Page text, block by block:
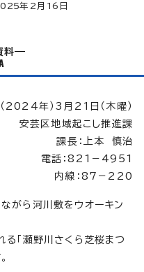
年2月 16 日
料
2024年）3月21日（木曜）
安芸区地域起こし推進課
課長：上本 慎治
電話：821－4951
内線：87－220
がら河川敷をウオーキン
「瀬野川さくら芝桜まつ